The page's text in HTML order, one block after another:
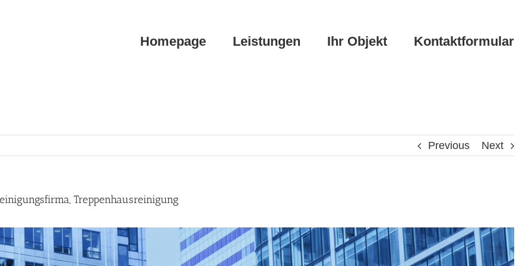
Homepage Leistungen Ihr Objekt Kontaktformular
Previous Next
Treppenhausreinigung